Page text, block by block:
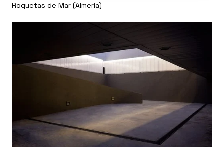
Roquetas de Mar (Almería)